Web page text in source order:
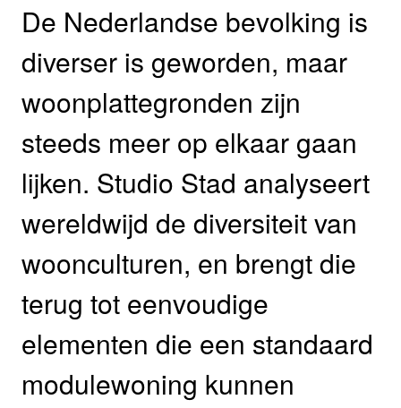
De Nederlandse bevolking is
diverser is geworden, maar
woonplattegronden zijn
steeds meer op elkaar gaan
lijken. Studio Stad analyseert
wereldwijd de diversiteit van
woonculturen, en brengt die
terug tot eenvoudige
elementen die een standaard
modulewoning kunnen